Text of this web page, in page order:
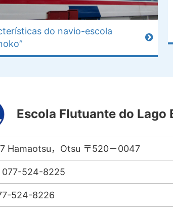
do navio-escola
Escola Flutuante do Lago
Hamaotsu，Otsu 〒520－0047
077-524-8225
524-8226